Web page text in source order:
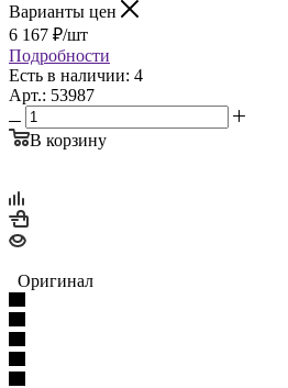
Варианты цен
6 167 ₽/шт
Подробности
Есть в наличии: 4
Арт.: 53987
В корзину
Оригинал